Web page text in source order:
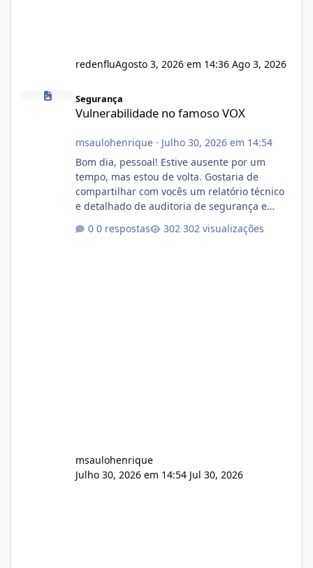
redenfluAgosto 3, 2026 em 14:36 Ago 3, 2026
Vulnerabilidade no famoso VOX
Segurança
Vulnerabilidade no famoso VOX
msaulohenrique· Julho 30, 2026 em 14:54
Bom dia, pessoal! Estive ausente por um
tempo, mas estou de volta. Gostaria de
compartilhar com vocês um relatório técnico
e detalhado de auditoria de segurança e
atualmente em circulação e comercialização
0 respostas 302 visualizações
msaulohenrique
Julho 30, 2026 em 14:54 Jul 30, 2026